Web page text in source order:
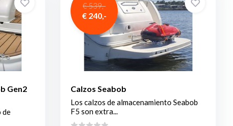
Gen2
de
€ 539,-
€ 240,-
Calzos Seabob
Los calzos de almacenamiento Seabob
F5 son extra...